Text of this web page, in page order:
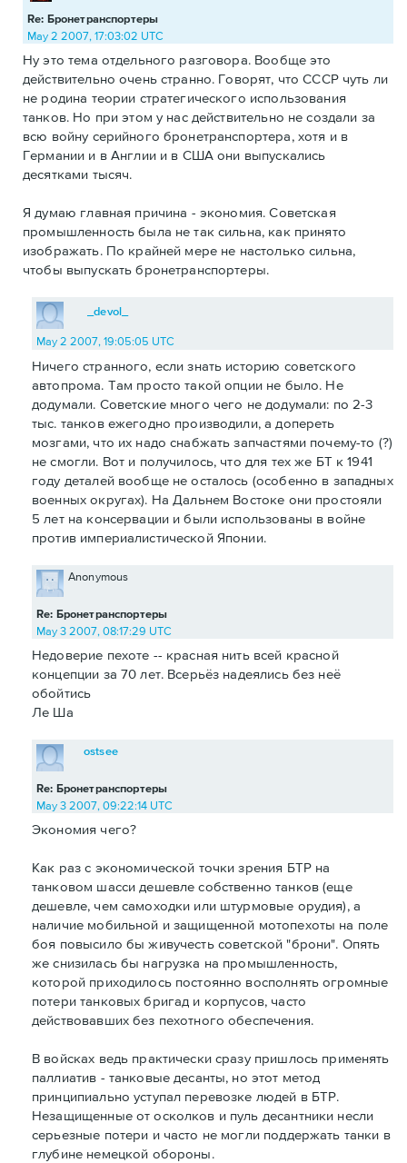
Re: Бронетранспортеры
May 2 2007, 17:03:02 UTC
Ну это тема отдельного разговора. Вообще это
действительно очень странно. Говорят, что СССР чуть ли
не родина теории стратегического использования
танков. Но при этом у нас действительно не создали за
всю войну серийного бронетранспортера, хотя и в
Германии и в Англии и в США они выпускались
десятками тысяч.
Я думаю главная причина - экономия. Советская
промышленность была не так сильна, как принято
изображать. По крайней мере не настолько сильна,
чтобы выпускать бронетранспортеры.
_devol_
May 2 2007, 19:05:05 UTC
Ничего странного, если знать историю советского
автопрома. Там просто такой опции не было. Не
додумали. Советские много чего не додумали: по 2-3
тыс. танков ежегодно производили, а допереть
мозгами, что их надо снабжать запчастями почему-то (?)
не смогли. Вот и получилось, что для тех же БТ к 1941
году деталей вообще не осталось (особенно в западных
военных округах). На Дальнем Востоке они простояли
5 лет на консервации и были использованы в войне
против империалистической Японии.
Re: Бронетранспортеры
Anonymous
May 3 2007, 08:17:29 UTC
Недоверие пехоте -- красная нить всей красной
концепции за 70 лет. Всерьёз надеялись без неё
обойтись
Ле Ша
Re: Бронетранспортеры
ostsee
May 3 2007, 09:22:14 UTC
Экономия чего?
Как раз с экономической точки зрения БТР на
танковом шасси дешевле собственно танков (еще
дешевле, чем самоходки или штурмовые орудия), а
наличие мобильной и защищенной мотопехоты на поле
боя повысило бы живучесть советской "брони". Опять
же снизилась бы нагрузка на промышленность,
которой приходилось постоянно восполнять огромные
потери танковых бригад и корпусов, часто
действовавших без пехотного обеспечения.
В войсках ведь практически сразу пришлось применять
паллиатив - танковые десанты, но этот метод
принципиально уступал перевозке людей в БТР.
Незащищенные от осколков и пуль десантники несли
серьезные потери и часто не могли поддержать танки в
глубине немецкой обороны.